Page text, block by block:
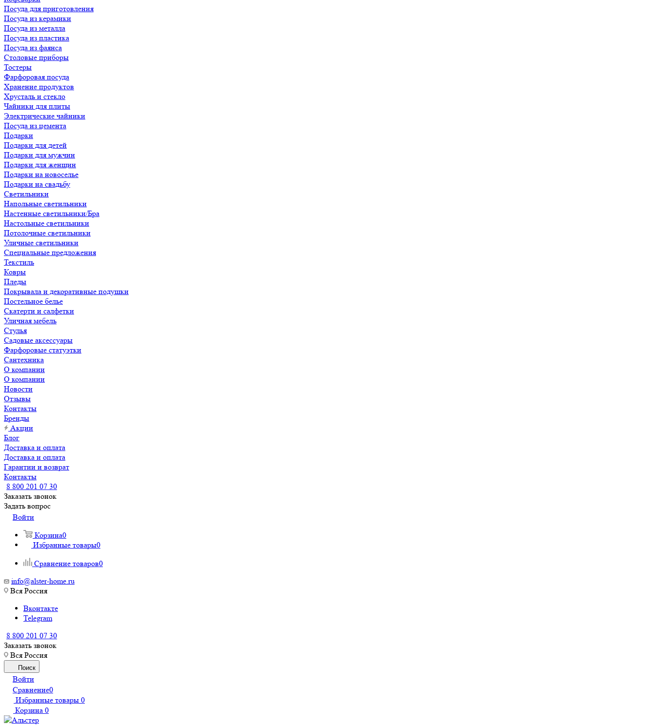
Посуда для приготовления
Посуда из керамики
Посуда из металла
Посуда из пластика
Посуда из фаянса
Столовые приборы
Тостеры
Фарфоровая посуда
Хранение продуктов
Хрусталь и стекло
Чайники для плиты
Электрические чайники
Посуда из цемента
Подарки
Подарки для детей
Подарки для мужчин
Подарки для женщин
Подарки на новоселье
Подарки на свадьбу
Светильники
Напольные светильники
Настенные светильники/Бра
Настольные светильники
Потолочные светильники
Уличные светильники
Специальные предложения
Текстиль
Ковры
Пледы
Покрывала и декоративные подушки
Постельное белье
Скатерти и салфетки
Уличная мебель
Стулья
Садовые аксессуары
Фарфоровые статуэтки
Сантехника
О компании
О компании
Новости
Отзывы
Контакты
Бренды
Акции
Блог
Доставка и оплата
Доставка и оплата
Гарантии и возврат
Контакты
8 800 201 07 30
Заказать звонок
Задать вопрос
Войти
Корзина0
Избранные товары0
Сравнение товаров0
info@alster-home.ru
Вся Россия
Вконтакте
Telegram
8 800 201 07 30
Заказать звонок
Вся Россия
Поиск
Войти
Сравнение0
Избранные товары 0
Корзина 0